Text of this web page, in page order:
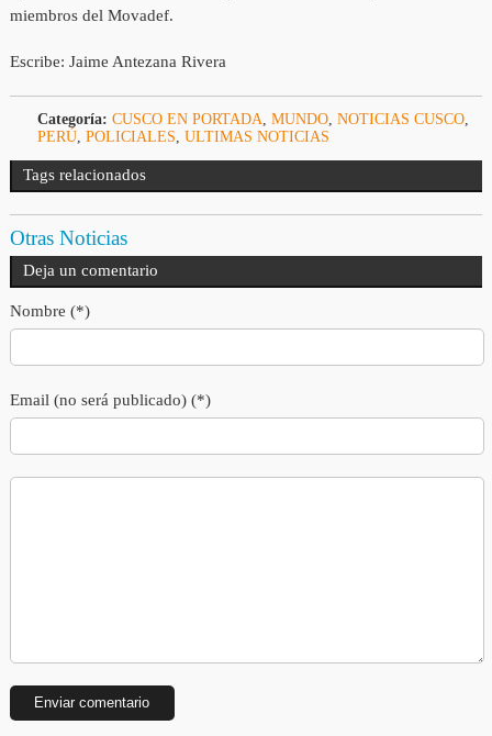
miembros del Movadef.
Escribe: Jaime Antezana Rivera
Categoría: CUSCO EN PORTADA MUNDO, NOTICIAS CUSCO,
PERÚ, POLICIALES ULTIMAS NOTICIAS
Tags relacionados
Otras Noticias
Deja un comentario
Nombre (*)
Email (no será publicado) (*)